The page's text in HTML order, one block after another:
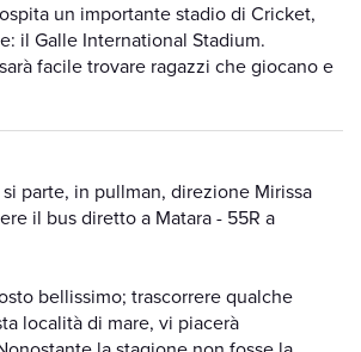
un importante stadio di Cricket,
il Galle International Stadium.
facile trovare ragazzi che giocano e
parte, in pullman, direzione Mirissa
il bus diretto a Matara - 55R a
bellissimo; trascorrere qualche
località di mare, vi piacerà